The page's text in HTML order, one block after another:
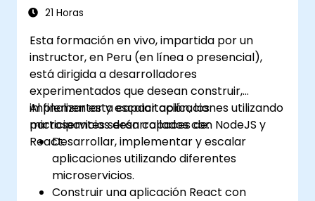
21 Horas
Esta formación en vivo, impartida por un
instructor, en Peru (en línea o presencial),
está dirigida a desarrolladores
experimentados que desean construir,
implementar y escalar aplicaciones utilizando
microservicios desarrollados con NodeJS y
React.
Al finalizar esta capacitación, los
participantes serán capaces de:
Desarrollar, implementar y escalar
aplicaciones utilizando diferentes
microservicios.
Construir una aplicación React con